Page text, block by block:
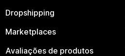
Dropshipping
Marketplaces
Avaliações de produtos